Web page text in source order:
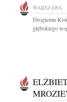
WARSZAWA
Drogiemu
głębokiego